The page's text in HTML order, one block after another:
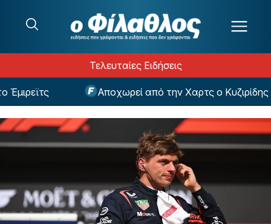
Τελευταίες Ειδήσεις
Αποχωρεί από την Χαρτς ο Κυζιρίδης